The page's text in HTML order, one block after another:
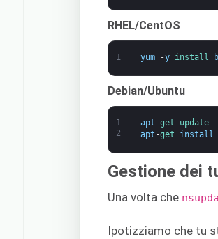
RHEL/CentOS
1 yum -y install
Debian/Ubuntu
1
2
apt -get update
apt -get install
Gestione dei
Una volta che
Ipotizziamo che tu